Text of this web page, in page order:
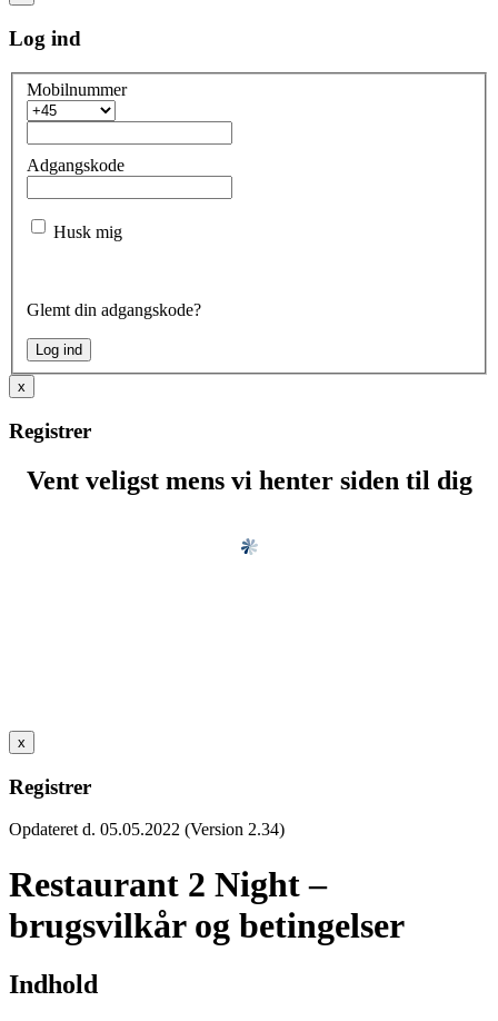
Log ind
Mobilnummer
Adgangskode
Husk mig
Glemt din adgangskode?
x
Registrer
Vent veligst mens vi henter siden til dig
x
Registrer
Opdateret d. 05.05.2022 (Version 2.34)
Restaurant 2 Night –
brugsvilkår og betingelser
Indhold